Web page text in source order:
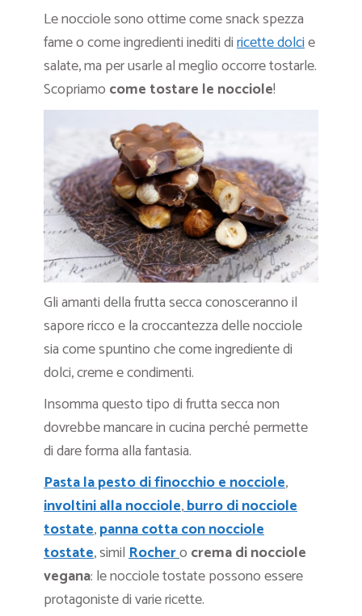
Le nocciole sono ottime come snack spezza
fame o come ingredienti inediti diricette dolcie
salate, ma per usarle al meglio occorre tostarle.
Scopriamo come tostare le nocciole!
Gli amanti della frutta secca conosceranno il
sapore ricco e la croccantezza delle nocciole
sia come spuntino che come ingrediente di
dolci, creme e condimenti.
Insomma questo tipo di frutta secca non
dovrebbe mancare in cucina perché permette
di dare forma alla fantasia.
Pasta la pesto di finocchio e nocciole,
involtini alla nocciole,burro di nocciole
tostate,panna cotta con nocciole
tostate, similRochero crema di nocciole
vegana: le nocciole tostate possono essere
protagoniste di varie ricette.